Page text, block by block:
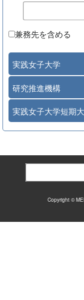
兼務先を含める
実践女子大学
研究推進機構
実践女子大学短期
Copyright ©